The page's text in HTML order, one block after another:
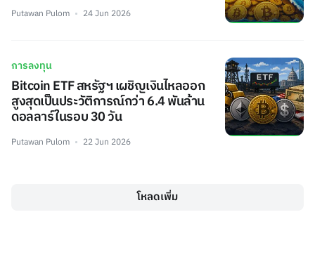
Putawan Pulom 24 Jun 2026
การลงทุน
Bitcoin ETF สหรัฐฯ เผชิญเงินไหลออก
สูงสุดเป็นประวัติการณ์กว่า 6.4 พันล้าน
ดอลลาร์ในรอบ 30 วัน
Putawan Pulom 22 Jun 2026
โหลดเพิ่ม